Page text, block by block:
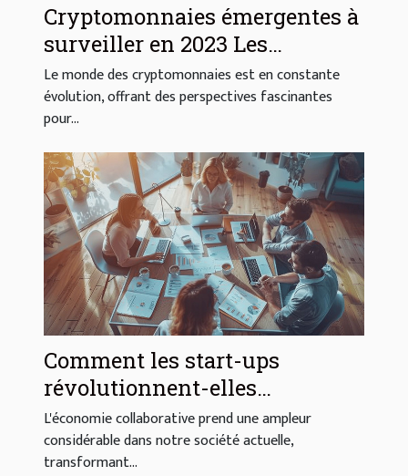
Cryptomonnaies émergentes à
surveiller en 2023 Les
opportunités de niche pour les
investisseurs audacieux
Le monde des cryptomonnaies est en constante
évolution, offrant des perspectives fascinantes
pour...
Comment les start-ups
révolutionnent-elles
l'économie collaborative
L'économie collaborative prend une ampleur
considérable dans notre société actuelle,
transformant...